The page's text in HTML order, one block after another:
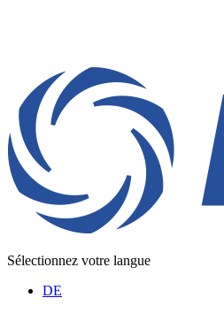
Sélectionnez votre langue
DE